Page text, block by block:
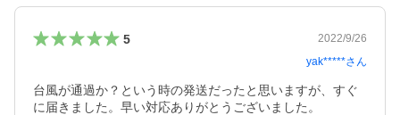
5
2022/9/26
yak*****さん
台風が通過か？という時の発送だったと思いますが、すぐ
に届きました。早い対応ありがとうございました。